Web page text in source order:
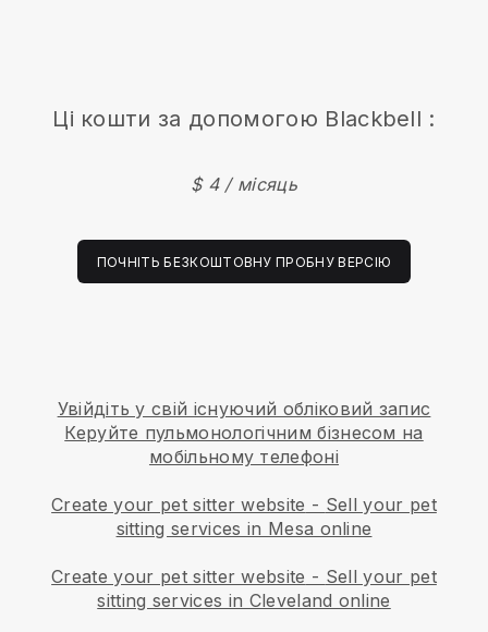
Ці кошти за допомогою Blackbell :
$ 4 / місяць
ПОЧНІТЬ БЕЗКОШТОВНУ ПРОБНУ ВЕРСІЮ
Увійдіть у свій існуючий обліковий запис
Керуйте пульмонологічним бізнесом на
мобільному телефоні
Create your pet sitter website - Sell your pet
sitting services in Mesa online
Create your pet sitter website - Sell your pet
sitting services in Cleveland online